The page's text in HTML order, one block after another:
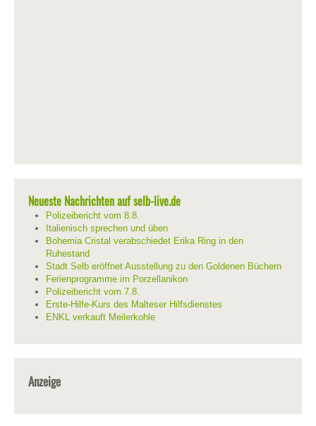
Neueste Nachrichten auf selb-live.de
Polizeibericht vom 8.8.
Italienisch sprechen und üben
Bohemia Cristal verabschiedet Erika Ring in den
Ruhestand
Stadt Selb eröffnet Ausstellung zu den Goldenen Büchern
Ferienprogramme im Porzellanikon
Polizeibericht vom 7.8.
Erste-Hilfe-Kurs des Malteser Hilfsdienstes
ENKL verkauft Meilerkohle
Anzeige